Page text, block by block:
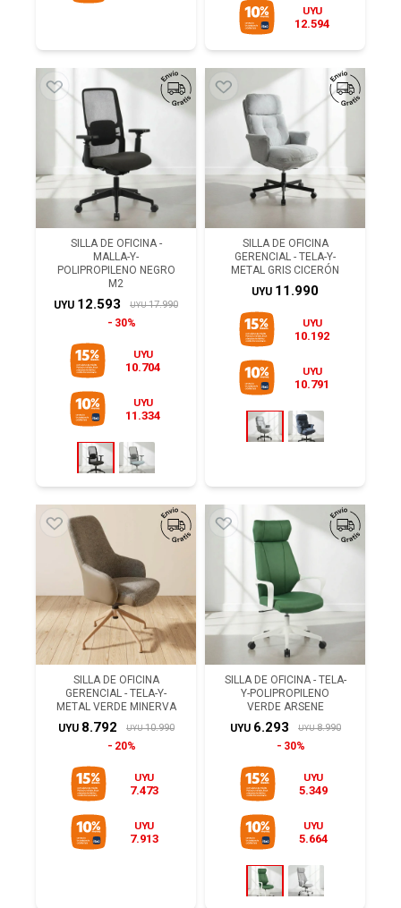
UYU
12.594
SILLA DE OFICINA -
MALLA-Y-
POLIPROPILENO NEGRO
M2
UYU 12.593 UYU 17.990
30%
UYU
10.704
UYU
11.334
SILLA DE OFICINA
GERENCIAL - TELA-Y-
METAL GRIS CICERÓN
UYU 11.990
UYU
10.192
UYU
10.791
SILLA DE OFICINA
GERENCIAL - TELA-Y-
METAL VERDE MINERVA
UYU 8.792 UYU 10.990
20%
UYU
7.473
UYU
7.913
SILLA DE OFICINA - TELA-
Y-POLIPROPILENO
VERDE ARSENE
UYU 6.293 UYU 8.990
30%
UYU
5.349
UYU
5.664